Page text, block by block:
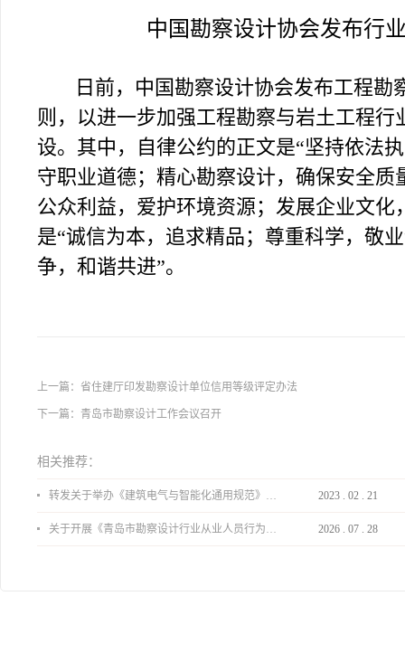
中国勘察设计协会发布行
日前，中国勘察设计协会发布工程
则，以进一步加强工程勘察与岩土工程
设。其中，自律公约的正文是“坚持依法
守职业道德；精心勘察设计，确保安全
公众利益，爱护环境资源；发展企业文化
是“诚信为本，追求精品；尊重科学，敬
争，和谐共进”。
上一篇： 省住建厅印发勘察设计单位信用等级评定办法
下一篇： 青岛市勘察设计工作会议召开
相关推荐：
转发关于举办《建筑电气与智能化通用规范》 GB55024-2022公益宣贯的通知 2023 . 02 . 21
关于开展《青岛市勘察设计行业从业人员行为导则》、《青岛市住宅工程设计审查品质提升指引（2026版）》宣贯活动的通知 2026 . 07 . 28